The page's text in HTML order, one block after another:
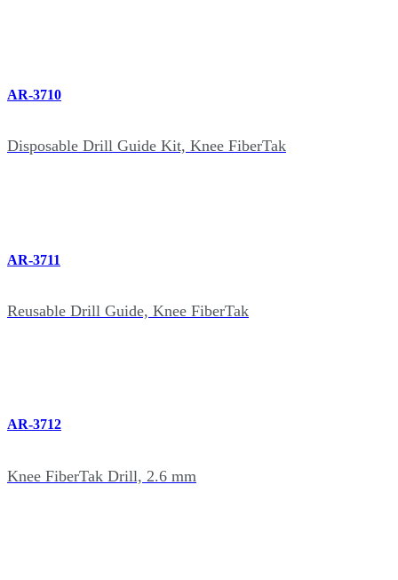
AR-3710
Disposable Drill Guide Kit, Knee FiberTak
AR-3711
Reusable Drill Guide, Knee FiberTak
AR-3712
Knee FiberTak Drill, 2.6 mm